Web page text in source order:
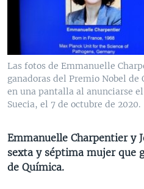
ENTRETENIMIENTO Y
TECNOLOGÍA
DEPORTES
CIENCIA Y SALUD
FOTOGRAFÍA
AUDIOS
PROGRAMAS TV
EL MUNDO AL DÍA
FORO INTERAMERICANO
VISIÓN 360
PANORAMA
RADIO
AVANCE INFORMATIVO
AUDIONOTICIAS
ESTADOS UNIDOS AL DÍA
EL MUNDO AL DÍA [RADIO]
DIRECT
DOCUMENTALES DE LA VOA
SÍGANOS
Las fotos de Emmanuelle
ganadoras del Premio Nobel
en una pantalla al anunciarse
Suecia, el 7 de octubre de 2020.
Emmanuelle Charpentier y
sexta y séptima mujer que
de Química.